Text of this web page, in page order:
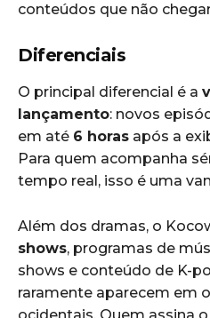
conteúdos que não
Diferenciais
O principal diferencial é a
lançamento: novos
em até 6 horas após a
Para quem acompanha
tempo real, isso é uma
Além dos dramas, o
shows, programas de
shows e conteúdo de K-
raramente aparecem em